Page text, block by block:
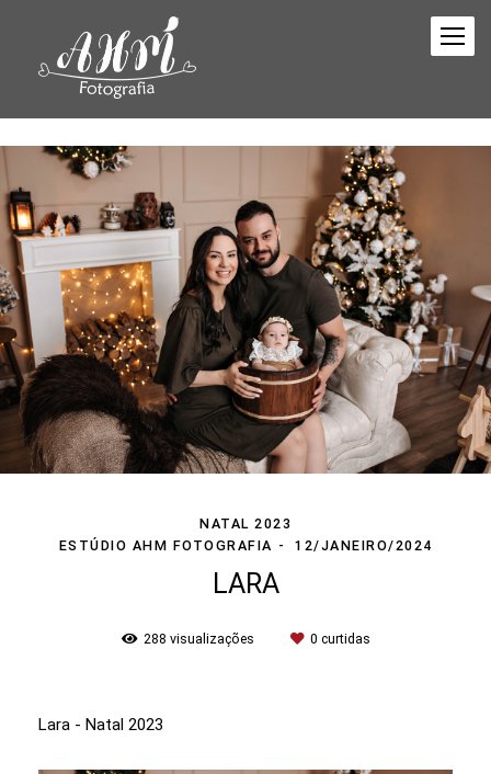
NATAL 2023
ESTÚDIO AHM FOTOGRAFIA
12/JANEIRO/2024
LARA
288 visualizações 0 curtidas
Lara - Natal 2023